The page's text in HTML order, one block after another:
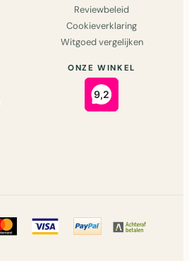
Reviewbeleid
Cookieverklaring
Witgoed vergelijken
ONZE WINKEL